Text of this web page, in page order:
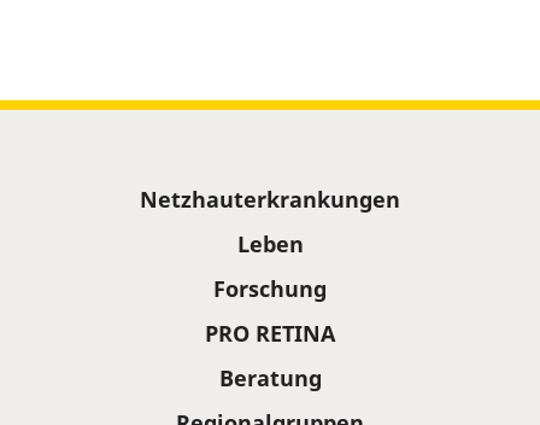
Netzhauterkrankungen
Leben
Forschung
PRO RETINA
Beratung